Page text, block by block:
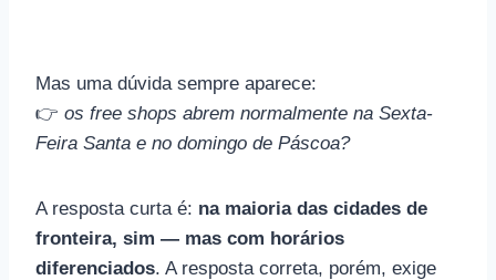
Mas uma dúvida sempre aparece:
👉 os free shops abrem normalmente na Sexta-
Feira Santa e no domingo de Páscoa?
A resposta curta é: na maioria das cidades de
fronteira, sim — mas com horários
diferenciados. A resposta correta, porém, exige